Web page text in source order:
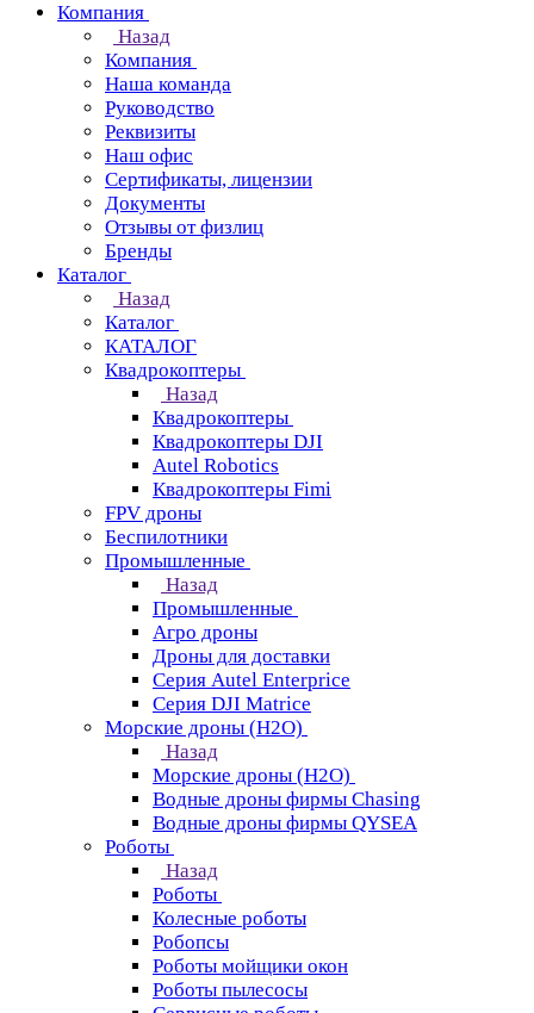
Компания
Назад
Компания
Наша команда
Руководство
Реквизиты
Наш офис
Сертификаты, лицензии
Документы
Отзывы от физлиц
Бренды
Каталог
Назад
Каталог
КАТАЛОГ
Квадрокоптеры
Назад
Квадрокоптеры
Квадрокоптеры DJI
Autel Robotics
Квадрокоптеры Fimi
FPV дроны
Беспилотники
Промышленные
Назад
Промышленные
Агро дроны
Дроны для доставки
Серия Autel Enterprice
Серия DJI Matrice
Морские дроны (H2O)
Назад
Морские дроны (H2O)
Водные дроны фирмы Chasing
Водные дроны фирмы QYSEA
Роботы
Назад
Роботы
Колесные роботы
Робопсы
Роботы мойщики окон
Роботы пылесосы